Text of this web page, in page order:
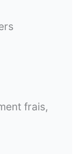
frais,